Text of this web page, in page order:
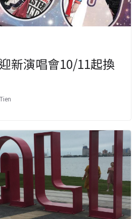
新演唱會10/11起換